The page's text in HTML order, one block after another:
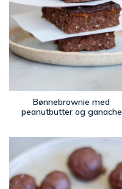
Bønnebrownie med
peanutbutter og ganache